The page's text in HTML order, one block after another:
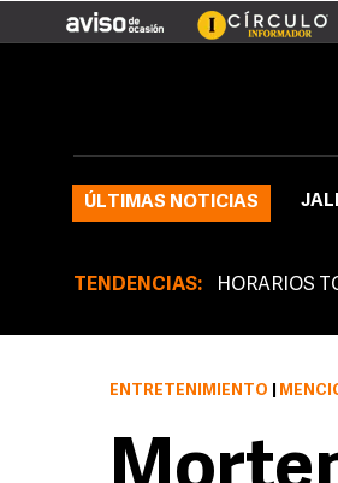
ÚLTIMAS NOTICIAS
TENDENCIAS: HORARIOS
ENTRETENIMIENTO